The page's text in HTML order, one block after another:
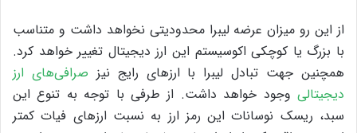
از این رو میزان عرضه لیبرا محدودیتی نخواهد داشت و متناسب
با بزرگ یا کوچکی اکوسیستم این ارز دیجیتال تغییر خواهد کرد.
همچنین جهت تبادل لیبرا با ارزهای رایج نیز صرافی‌های ارز
دیجیتالی وجود خواهد داشت. از طرفی با توجه به تنوع این
سبد، ریسک نوسانات این رمز ارز به نسبت ارزهای فیات کمتر